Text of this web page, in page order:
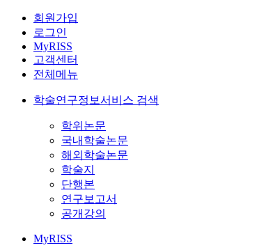
회원가입
로그인
MyRISS
고객센터
전체메뉴
학술연구정보서비스 검색
학위논문
국내학술논문
해외학술논문
학술지
단행본
연구보고서
공개강의
MyRISS